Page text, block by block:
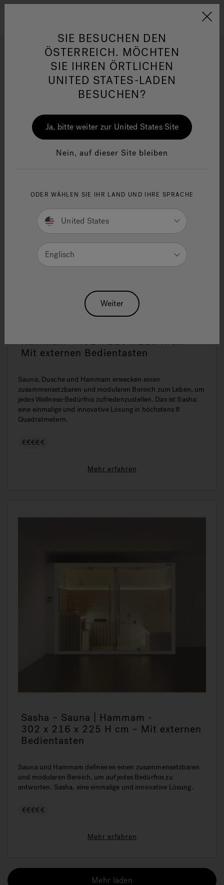
Jacuzzi&reg; EMEA
Alle Wellness-Produkte
Hammam - 402 x 216 x 225 H cm –
Mit externen Bedientasten
Sauna, Dusche und Hammam erwecken einen
zusammensetzbaren und modularen Bereich zum Leben, um
jedes Wellness-Bedürfnis zufriedenzustellen. Das ist Sasha:
eine einmalige und innovative Lösung in höchstens 8
Quadratmetern.
€€€€€
Mehr erfahren
Sasha – Sauna | Hammam -
302 x 216 x 225 H cm – Mit externen
Bedientasten
Sauna und Hammam definieren einen zusammensetzbaren
und modularen Bereich, um auf jedes Bedürfnis zu
antworten. Sasha, eine einmalige und innovative Lösung.
€€€€€
Mehr erfahren
Mehr laden
SIE BESUCHEN DEN
ÖSTERREICH. MÖCHTEN
SIE IHREN ÖRTLICHEN
UNITED STATES-LADEN
BESUCHEN?
Ja, bitte weiter zur United States Site
Nein, auf dieser Site bleiben
ODER WÄHLEN SIE IHR LAND UND IHRE SPRACHE
United States
Englisch
Weiter